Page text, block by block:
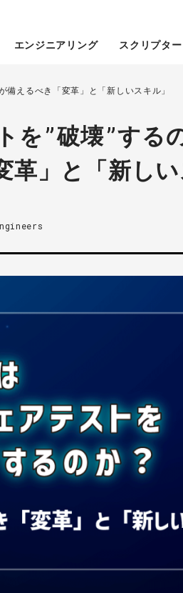
エンジニアリング スクリプター
えるべき「変革」と「新しいスキル」
を”破壊”する
」と「新しい